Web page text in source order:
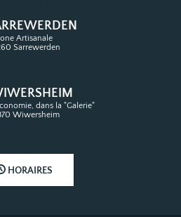
Artisanale
Sarrewerden
dans la "Galerie"
Wiwersheim
HORAIRES